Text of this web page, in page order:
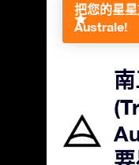
把您的星
Australe!